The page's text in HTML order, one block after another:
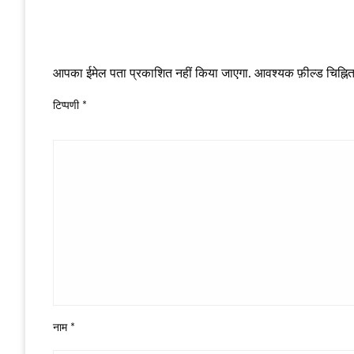
आपका ईमेल पता प्रकाशित नहीं किया जाएगा. आवश्यक फ़ील्ड
टिप्पणी *
नाम *